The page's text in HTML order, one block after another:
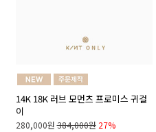
14K 18K 러브 모먼츠 프로미스 귀걸
이
280,000원 384,000원 27%